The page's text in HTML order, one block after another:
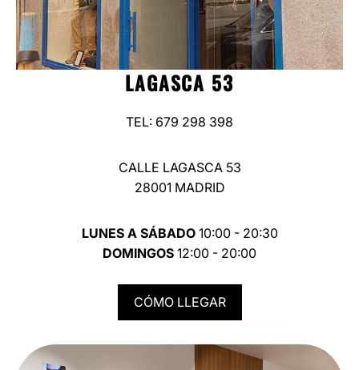
LAGASCA 53
TEL: 679 298 398
CALLE LAGASCA 53
28001 MADRID
LUNES A SÁBADO10:00 - 20:30
DOMINGOS 12:00 - 20:00
CÓMO LLEGAR